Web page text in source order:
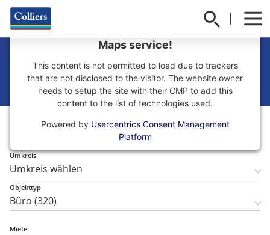
Büro mieten in Hamburg
We need your consent to load the Google
Maps service!
This content is not permitted to load due to trackers
that are not disclosed to the visitor. The website owner
needs to setup the site with their CMP to add this
content to the list of technologies used.
Powered by Usercentrics Consent Management
Platform
Umkreis
Objekttyp
Miete